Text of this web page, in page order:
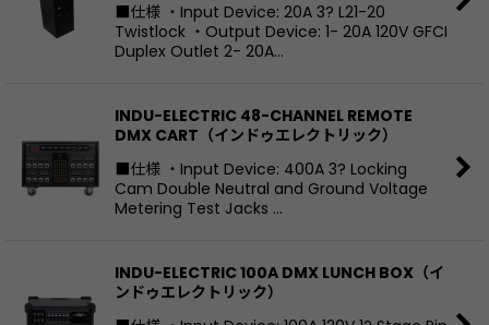
■仕様 ・Input Device: 20A 3? L21-20
Twistlock ・Output Device: 1- 20A 120V GFCI
Duplex Outlet 2- 20A…
INDU-ELECTRIC 48-CHANNEL REMOTE
DMX CART（インドゥエレクトリック）
■仕様 ・Input Device: 400A 3? Locking
Cam Double Neutral and Ground Voltage
Metering Test Jacks …
INDU-ELECTRIC 100A DMX LUNCH BOX（イ
ンドゥエレクトリック）